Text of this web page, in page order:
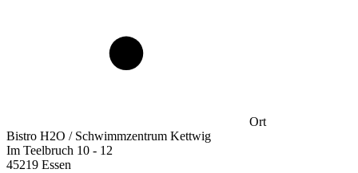
Ort
Bistro H2O / Schwimmzentrum Kettwig
Im Teelbruch 10 - 12
45219 Essen